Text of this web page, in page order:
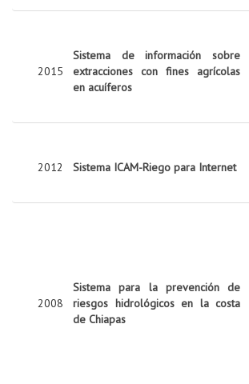
2015
Sistema de información sobre
extracciones con fines agrícolas
en acuíferos
2012 Sistema ICAM-Riego para Internet
2008
Sistema para la prevención de
riesgos hidrológicos en la costa
de Chiapas